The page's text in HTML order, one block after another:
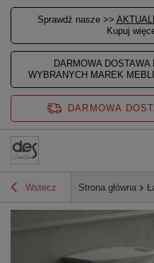
Sprawdź nasze >>
Kupuj
DARMOWA
WYBRANYCH MAREK
DARMOWA
Wstecz Strona główna